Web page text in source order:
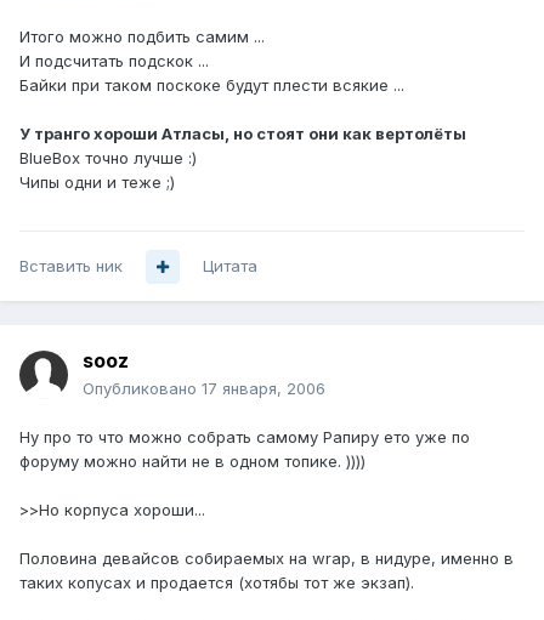
Итого можно подбить самим ...
И подсчитать подскок ...
Байки при таком поскоке будут плести всякие ...
У транго хороши Атласы, но стоят они как вертолёты
BlueBox точно лучше :)
Чипы одни и теже ;)
Вставить ник Цитата
sooz
Опубликовано 17 января, 2006
Ну про то что можно собрать самому Рапиру ето уже по
форуму можно найти не в одном топике. ))))
>>Но корпуса хороши...
Половина девайсов собираемых на wrap, в нидуре, именно в
таких копусах и продается (хотябы тот же экзап).